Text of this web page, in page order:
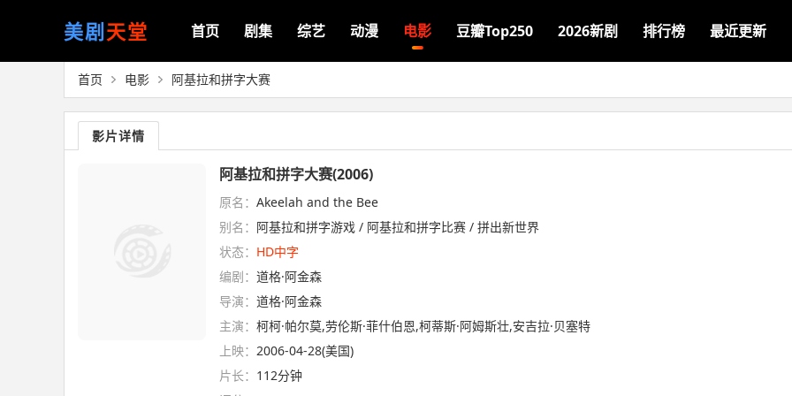
美剧天堂 首页 剧集 综艺 动漫 电影 豆瓣Top250 2026新剧 排行榜 最近更新
首页 电影 阿基拉和拼字大赛
影片详情
阿基拉和拼字大赛(2006)
原名： Akeelah and the Bee
别名： 阿基拉和拼字游戏 / 阿基拉和拼字比赛 / 拼出新世界
状态： HD中字
编剧： 道格·阿金森
导演： 道格·阿金森
主演： 柯柯·帕尔莫,劳伦斯·菲什伯恩,柯蒂斯·阿姆斯壮,安吉拉·贝塞特
上映： 2006-04-28(美国)
片长： 112分钟